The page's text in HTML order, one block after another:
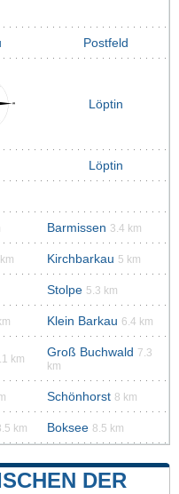
Postfeld
Löptin
Löptin
Barmissen 3.4 km
Kirchbarkau 5 km
Stolpe 5.3 km
Klein Barkau 6.4 km
km Groß Buchwald
7.3
km
Schönhorst 8 km
km Boksee 8.5 km
DER